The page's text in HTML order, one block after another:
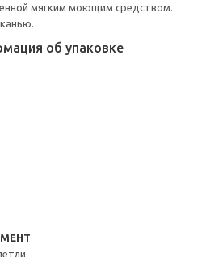
мягким моющим средством.
об упаковке